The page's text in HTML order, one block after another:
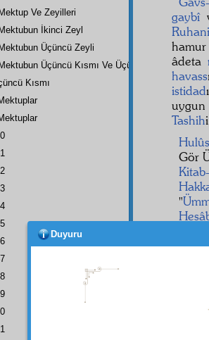
gaybî
âdeta
havass
istidad
Tashih
Gör
"
Ve Zeyilleri
İkinci Zeyl
Üçüncü Zeyli
Üçüncü Kısmı Ve Üçüncü Zeylin
Kısmı
Duyuru